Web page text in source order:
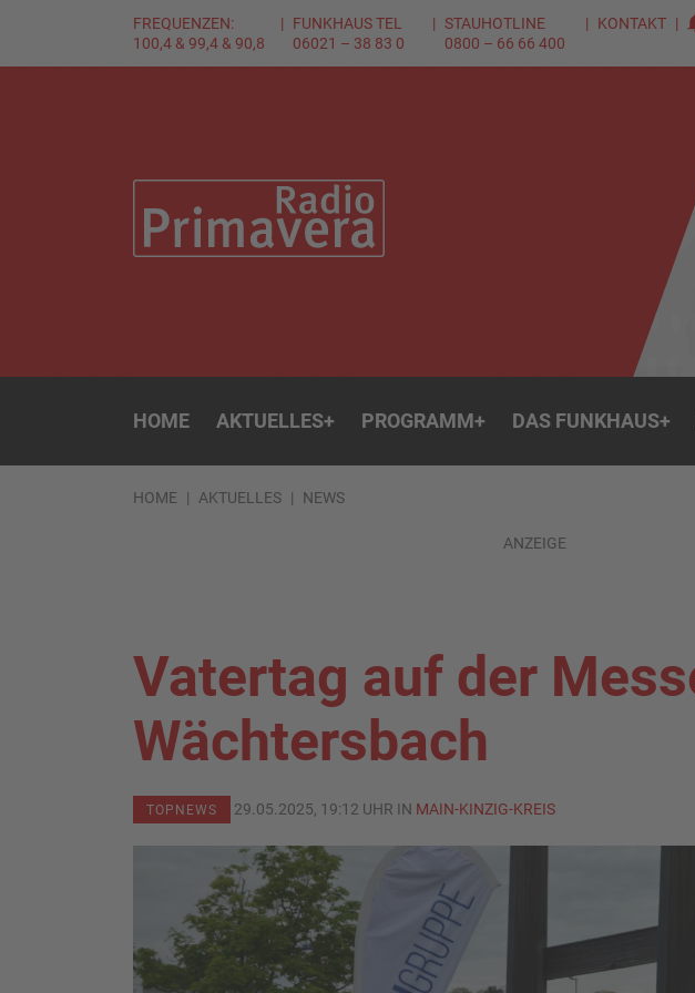
FREQUENZEN:
100,4 & 99,4 & 90,8
FUNKHAUS TEL
06021 – 38 83 0
STAUHOTLINE
0800 – 66 66 400
KONTAKT
HOME AKTUELLES+ PROGRAMM+ DAS FUNKHAUS+
HOME AKTUELLES NEWS
ANZEIGE
Vatertag auf der
Wächtersbach
TOPNEWS 29.05.2025, 19:12 UHR IN MAIN-KINZIG-KREIS